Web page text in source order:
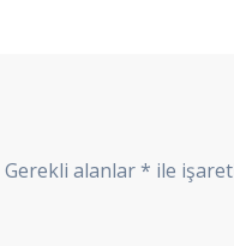
Gerekli alanlar* ile